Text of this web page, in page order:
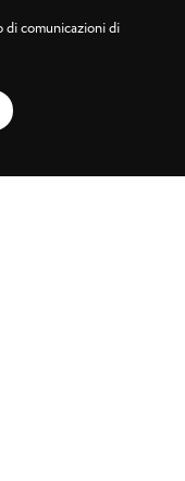
comunicazioni di